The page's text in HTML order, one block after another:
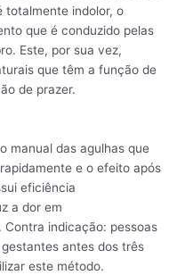
totalmente indolor, o
que é conduzido pelas
Este, por sua vez,
que têm a função de
de prazer.
manual das agulhas que
e o efeito após
eficiência
a dor em
indicação: pessoas
antes dos três
este método.